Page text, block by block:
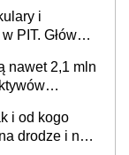
i
PIT. Główny
pomniejsza
nawet 2,1 mln
i od kogo
drodze i na